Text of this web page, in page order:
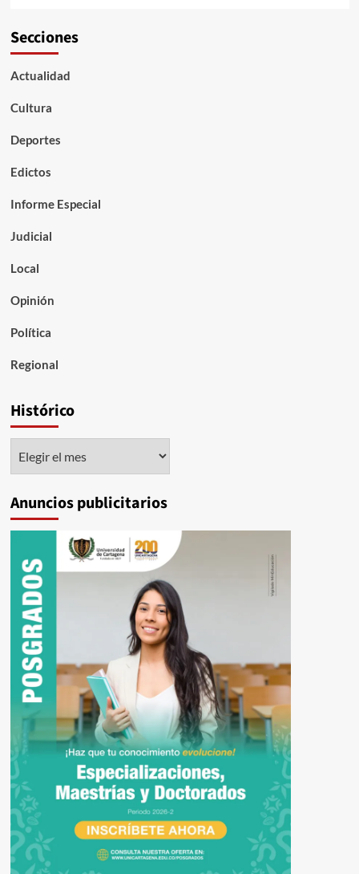
Secciones
Actualidad
Cultura
Deportes
Edictos
Informe Especial
Judicial
Local
Opinión
Política
Regional
Histórico
Anuncios publicitarios